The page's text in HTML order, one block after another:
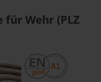
für Wehr (PLZ